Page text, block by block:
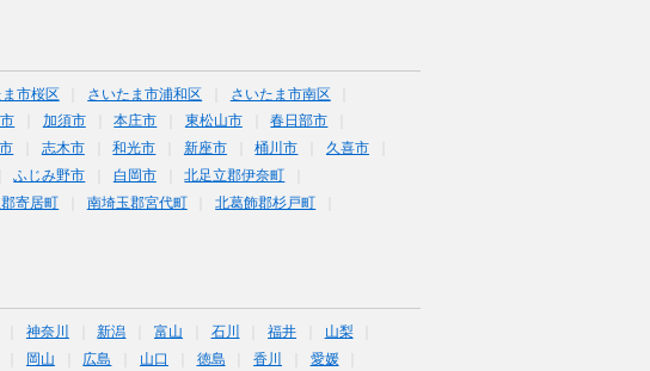
市桜区 さいたま市浦和区
さいたま市南区
加須市 本庄市 東松山市
春日部市
志木市 和光市 新座市 桶川市
久喜市
ふじみ野市 白岡市
北足立郡伊奈町
寄居町 南埼玉郡宮代町
北葛飾郡杉戸町
神奈川 新潟 富山 石川 福井
山梨
岡山 広島 山口 徳島 香川 愛媛